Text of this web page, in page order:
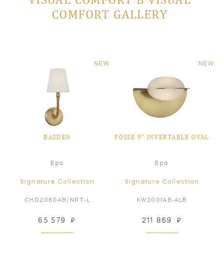
COMFORT GALLERY
NEW
BASDEN
Бра
Signature Collection
CHD2080AB/NRT-L
65 579 ₽
NEW
FOSSE 9" INVERTABLE OVAL
Бра
Signature Collection
KW2001AB-ALB
211 869 ₽